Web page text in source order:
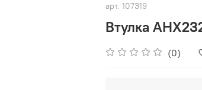
арт. 107319
Втулка
(0)